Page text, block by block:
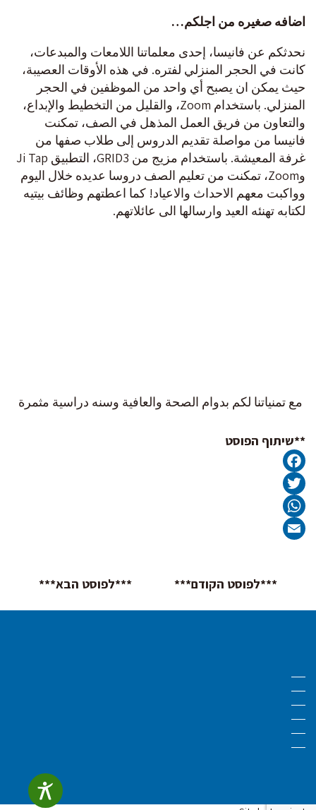
اضافه صغيره من اجلكم…
نحدثكم عن فانيسا، إحدى معلماتنا اللامعات والمبدعات،
كانت في الحجر المنزلي لفتره. في هذه الأوقات العصيبة،
حيث يمكن ان يصبح أي واحد من الموظفين في الحجر
المنزلي. باستخدام Zoom، والقليل من التخطيط والإبداع،
والتعاون من فريق العمل المذهل في الصف، تمكنت
فانيسا من مواصلة تقديم الدروس إلى طلاب صفها من
غرفة المعيشة. باستخدام مزيج من GRID3، التطبيق Ji Tap
وZoom، تمكنت من تعليم الصف دروسا عديده خلال اليوم
وواكبت معهم الاحداث والاعياد! كما اعطتهم وظائف بيتيه
لكتابه تهنئه العيد وارسالها الى عائلاتهم.
مع تمنياتنا لكم بدوام الصحة والعافية وسنه دراسية مثمرة
**שיתוף הפוסט
Facebook
Twitter
WhatsApp
تصفّح
المقالات
***לפוסט הקודם*** ***לפוסט הבא***